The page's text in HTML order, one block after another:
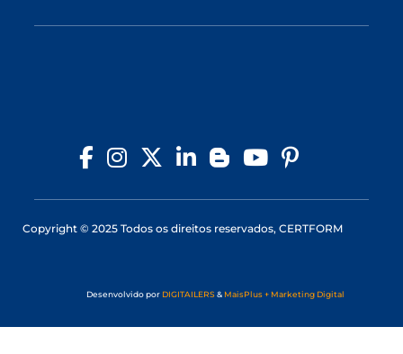
Copyright © 2025 Todos os direitos reservados, CERTFORM
Desenvolvido por DIGITAILERS& MaisPlus + Marketing Digital